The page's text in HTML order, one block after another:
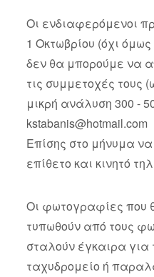
Οι ενδιαφερόμενοι
1 Οκτωβρίου (όχι
δεν θα μπορούμε να
τις συμμετοχές τους
μικρή ανάλυση 300 -
kstabanis@hotmail.com
Επίσης στο μήνυμα
επίθετο και κινητό
Οι φωτογραφίες που
τυπωθούν από τους
σταλούν έγκαιρα για
ταχυδρομείο ή